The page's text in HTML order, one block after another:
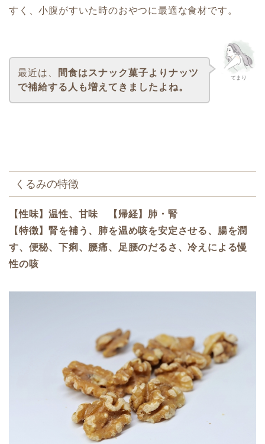
すく、小腹がすいた時のおやつに最適な食材です。
てまり
最近は、
間食はスナック菓子よりナッツ
で補給する人も増えてきましたよね。
くるみの特徴
【性味】温性、甘味 【帰経】肺・腎
【特徴】腎を補う、肺を温め咳を安定させる、腸を潤
す、便秘、下痢、腰痛、足腰のだるさ、冷えによる慢
性の咳